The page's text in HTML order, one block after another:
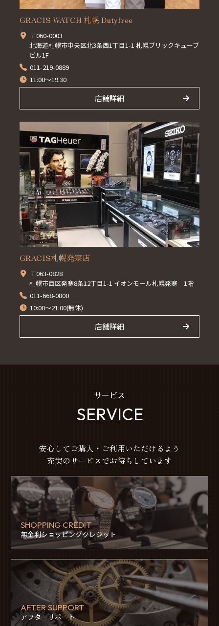
GRACIS WATCH 札幌 Dutyfree
〒060-0003
北海道札幌市中央区北3条西1丁目1-1 札幌ブリックキューブ
ビル1F
011-219-0889
11:00～19:30
店舗詳細
GRACIS札幌発寒店
〒063-0828
札幌市西区発寒8条12丁目1-1 イオンモール札幌発寒 1階
011-668-0800
10:00～21:00(無休)
店舗詳細
サービス
SERVICE
安心してご購入・ご利用いただけるよう
充実のサービスでお待ちしています
SHOPPING CREDIT
無金利ショッピングクレジット
AFTER SUPPORT
アフターサポート